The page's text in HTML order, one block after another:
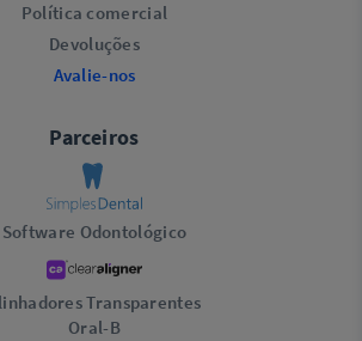
Política comercial
Devoluções
Avalie-nos
Parceiros
Software Odontológico
Transparentes
Oral-B